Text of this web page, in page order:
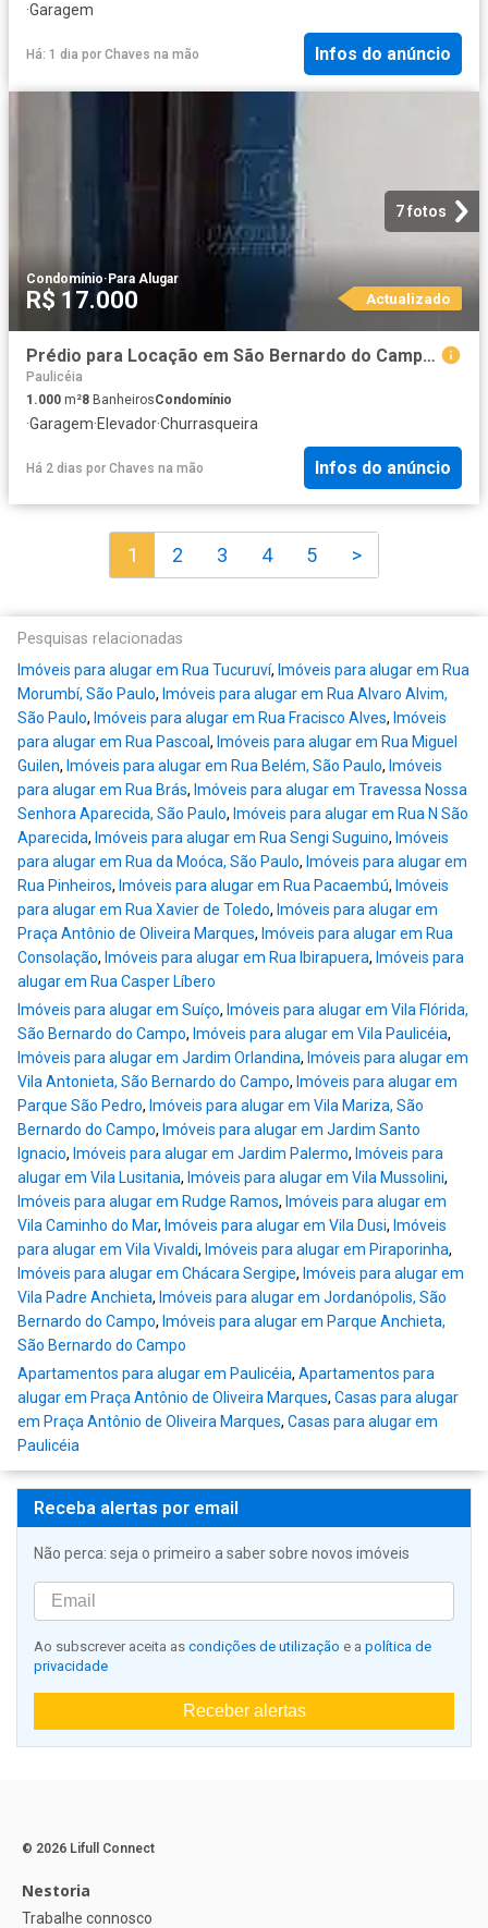
·Garagem
Há: 1 dia por Chaves na mão Infos do anúncio
7 fotos
Condomínio·Para Alugar
R$ 17.000 Actualizado
Prédio para Locação em São Bernardo do Campo/SP Paulicéia
Paulicéia
1.000 m²8 BanheirosCondomínio
·Garagem·Elevador·Churrasqueira
Há 2 dias por Chaves na mão Infos do anúncio
1 2 3 4 5 >
Pesquisas relacionadas
Imóveis para alugar em Rua Tucuruví, Imóveis para alugar em Rua
Morumbí, São Paulo, Imóveis para alugar em Rua Alvaro Alvim,
São Paulo, Imóveis para alugar em Rua Fracisco Alves, Imóveis
para alugar em Rua Pascoal, Imóveis para alugar em Rua Miguel
Guilen, Imóveis para alugar em Rua Belém, São Paulo, Imóveis
para alugar em Rua Brás, Imóveis para alugar em Travessa Nossa
Senhora Aparecida, São Paulo, Imóveis para alugar em Rua N São
Aparecida, Imóveis para alugar em Rua Sengi Suguino, Imóveis
para alugar em Rua da Moóca, São Paulo, Imóveis para alugar em
Rua Pinheiros, Imóveis para alugar em Rua Pacaembú, Imóveis
para alugar em Rua Xavier de Toledo, Imóveis para alugar em
Praça Antônio de Oliveira Marques, Imóveis para alugar em Rua
Consolação, Imóveis para alugar em Rua Ibirapuera, Imóveis para
alugar em Rua Casper Líbero
Imóveis para alugar em Suíço, Imóveis para alugar em Vila Flórida,
São Bernardo do Campo, Imóveis para alugar em Vila Paulicéia,
Imóveis para alugar em Jardim Orlandina, Imóveis para alugar em
Vila Antonieta, São Bernardo do Campo, Imóveis para alugar em
Parque São Pedro, Imóveis para alugar em Vila Mariza, São
Bernardo do Campo, Imóveis para alugar em Jardim Santo
Ignacio, Imóveis para alugar em Jardim Palermo, Imóveis para
alugar em Vila Lusitania, Imóveis para alugar em Vila Mussolini,
Imóveis para alugar em Rudge Ramos, Imóveis para alugar em
Vila Caminho do Mar, Imóveis para alugar em Vila Dusi, Imóveis
para alugar em Vila Vivaldi, Imóveis para alugar em Piraporinha,
Imóveis para alugar em Chácara Sergipe, Imóveis para alugar em
Vila Padre Anchieta, Imóveis para alugar em Jordanópolis, São
Bernardo do Campo, Imóveis para alugar em Parque Anchieta,
São Bernardo do Campo
Apartamentos para alugar em Paulicéia, Apartamentos para
alugar em Praça Antônio de Oliveira Marques, Casas para alugar
em Praça Antônio de Oliveira Marques, Casas para alugar em
Paulicéia
Receba alertas por email
Não perca: seja o primeiro a saber sobre novos imóveis
Ao subscrever aceita as condições de utilização e a política de
privacidade
Receber alertas
© 2026 Lifull Connect
Nestoria
Trabalhe connosco